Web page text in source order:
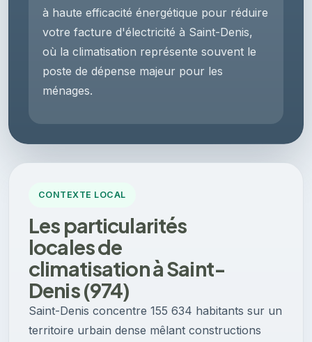
à haute efficacité énergétique pour réduire
votre facture d'électricité à Saint-Denis,
où la climatisation représente souvent le
poste de dépense majeur pour les
ménages.
CONTEXTE LOCAL
Les particularités
locales de
climatisation à Saint-
Denis (974)
Saint-Denis concentre 155 634 habitants sur un
territoire urbain dense mêlant constructions